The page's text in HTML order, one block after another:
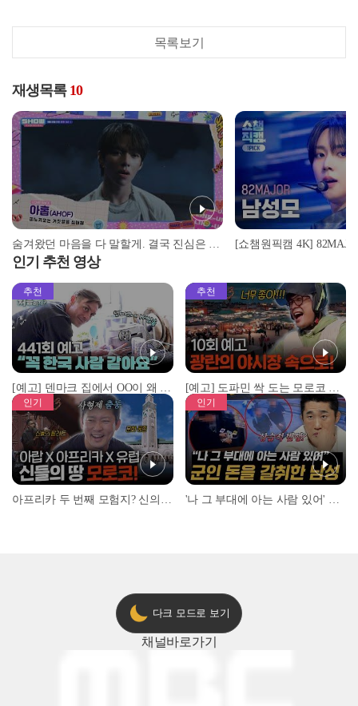
목록보기
재생목록 10
숨겨왔던 마음을 다 말할게. 결국 진심은 쇼챔이니까🌠 [예고]
인기 추천 영상
추천
[예고] 덴마크 집에서 OO이 왜 나와...? 이상할 정도로 한국을 사랑하는 우리 형을 제보합니다!
추천
[예고] 도파민 싹 도는 모로코 야시장 투어!
인기 인기
다크 모드로 보기
채널바로가기